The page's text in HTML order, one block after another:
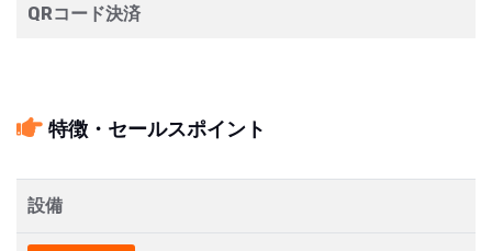
QRコード決済
特徴・セールスポイント
設備